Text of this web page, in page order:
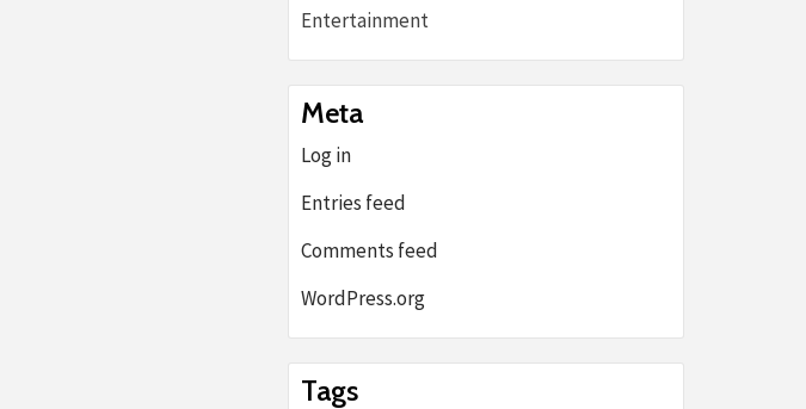
Entertainment
Meta
Log in
Entries feed
Comments feed
WordPress.org
Tags